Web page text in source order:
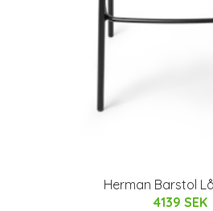
Herman Barstol
4139 SEK